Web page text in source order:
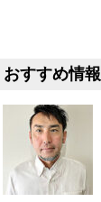
おすすめ情報